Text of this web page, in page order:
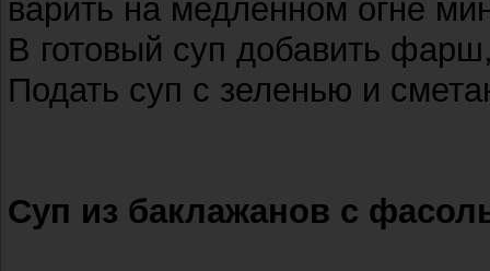
варить на медленном огне
В готовый суп добавить
Подать суп с зеленью и
Суп из баклажанов с